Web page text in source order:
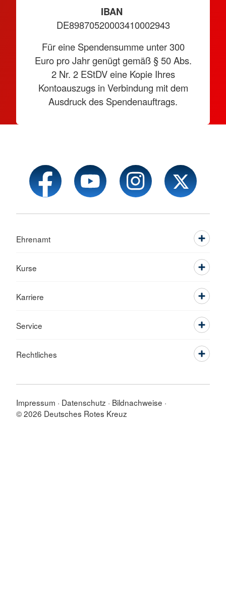
IBAN
DE89870520003410002943
Für eine Spendensumme unter 300
Euro pro Jahr genügt gemäß § 50 Abs.
2 Nr. 2 EStDV eine Kopie Ihres
Kontoauszugs in Verbindung mit dem
Ausdruck des Spendenauftrags.
Ehrenamt
Kurse
Karriere
Service
Rechtliches
Impressum Datenschutz
Bildnachweise
© 2026 Deutsches Rotes Kreuz